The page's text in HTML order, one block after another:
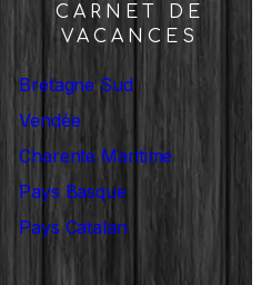
CARNET DE
VACANCES
Bretagne Sud
Vendée
Charente Maritime
Pays Basque
Pays Catalan